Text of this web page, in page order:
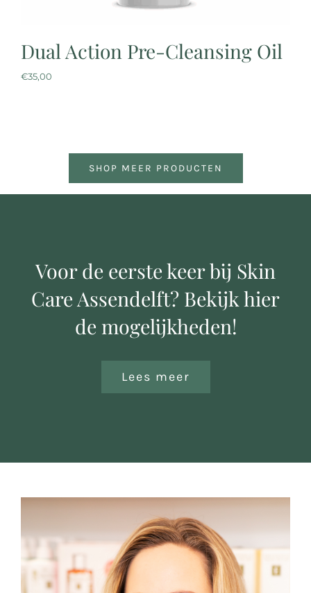
Dual Action Pre-Cleansing Oil
€35,00
SHOP MEER PRODUCTEN
Voor de eerste keer bij Skin
Care Assendelft? Bekijk hier
de mogelijkheden!
Lees meer